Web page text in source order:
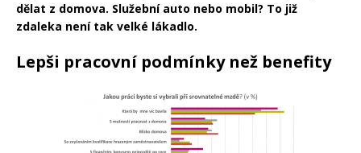
dělat z domova. Služební auto nebo mobil? To již
zdaleka není tak velké lákadlo.
Lepši pracovní podmínky než benefity